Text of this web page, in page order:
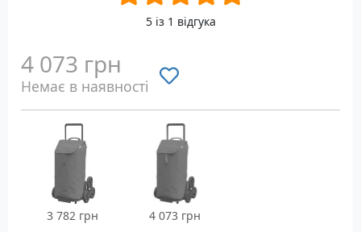
5 із 1 відгука
4 073 грн
Немає в наявності
3 782 грн 4 073 грн